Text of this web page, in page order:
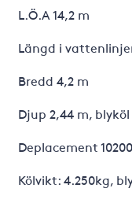
L.Ö.A 14,2 m
Längd i
Bredd 4,2 m
Djup 2,44 m, blyköl
Deplacement
Kölvikt: 4.250kg,